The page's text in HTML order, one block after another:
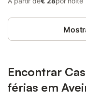
Encontrar
férias em